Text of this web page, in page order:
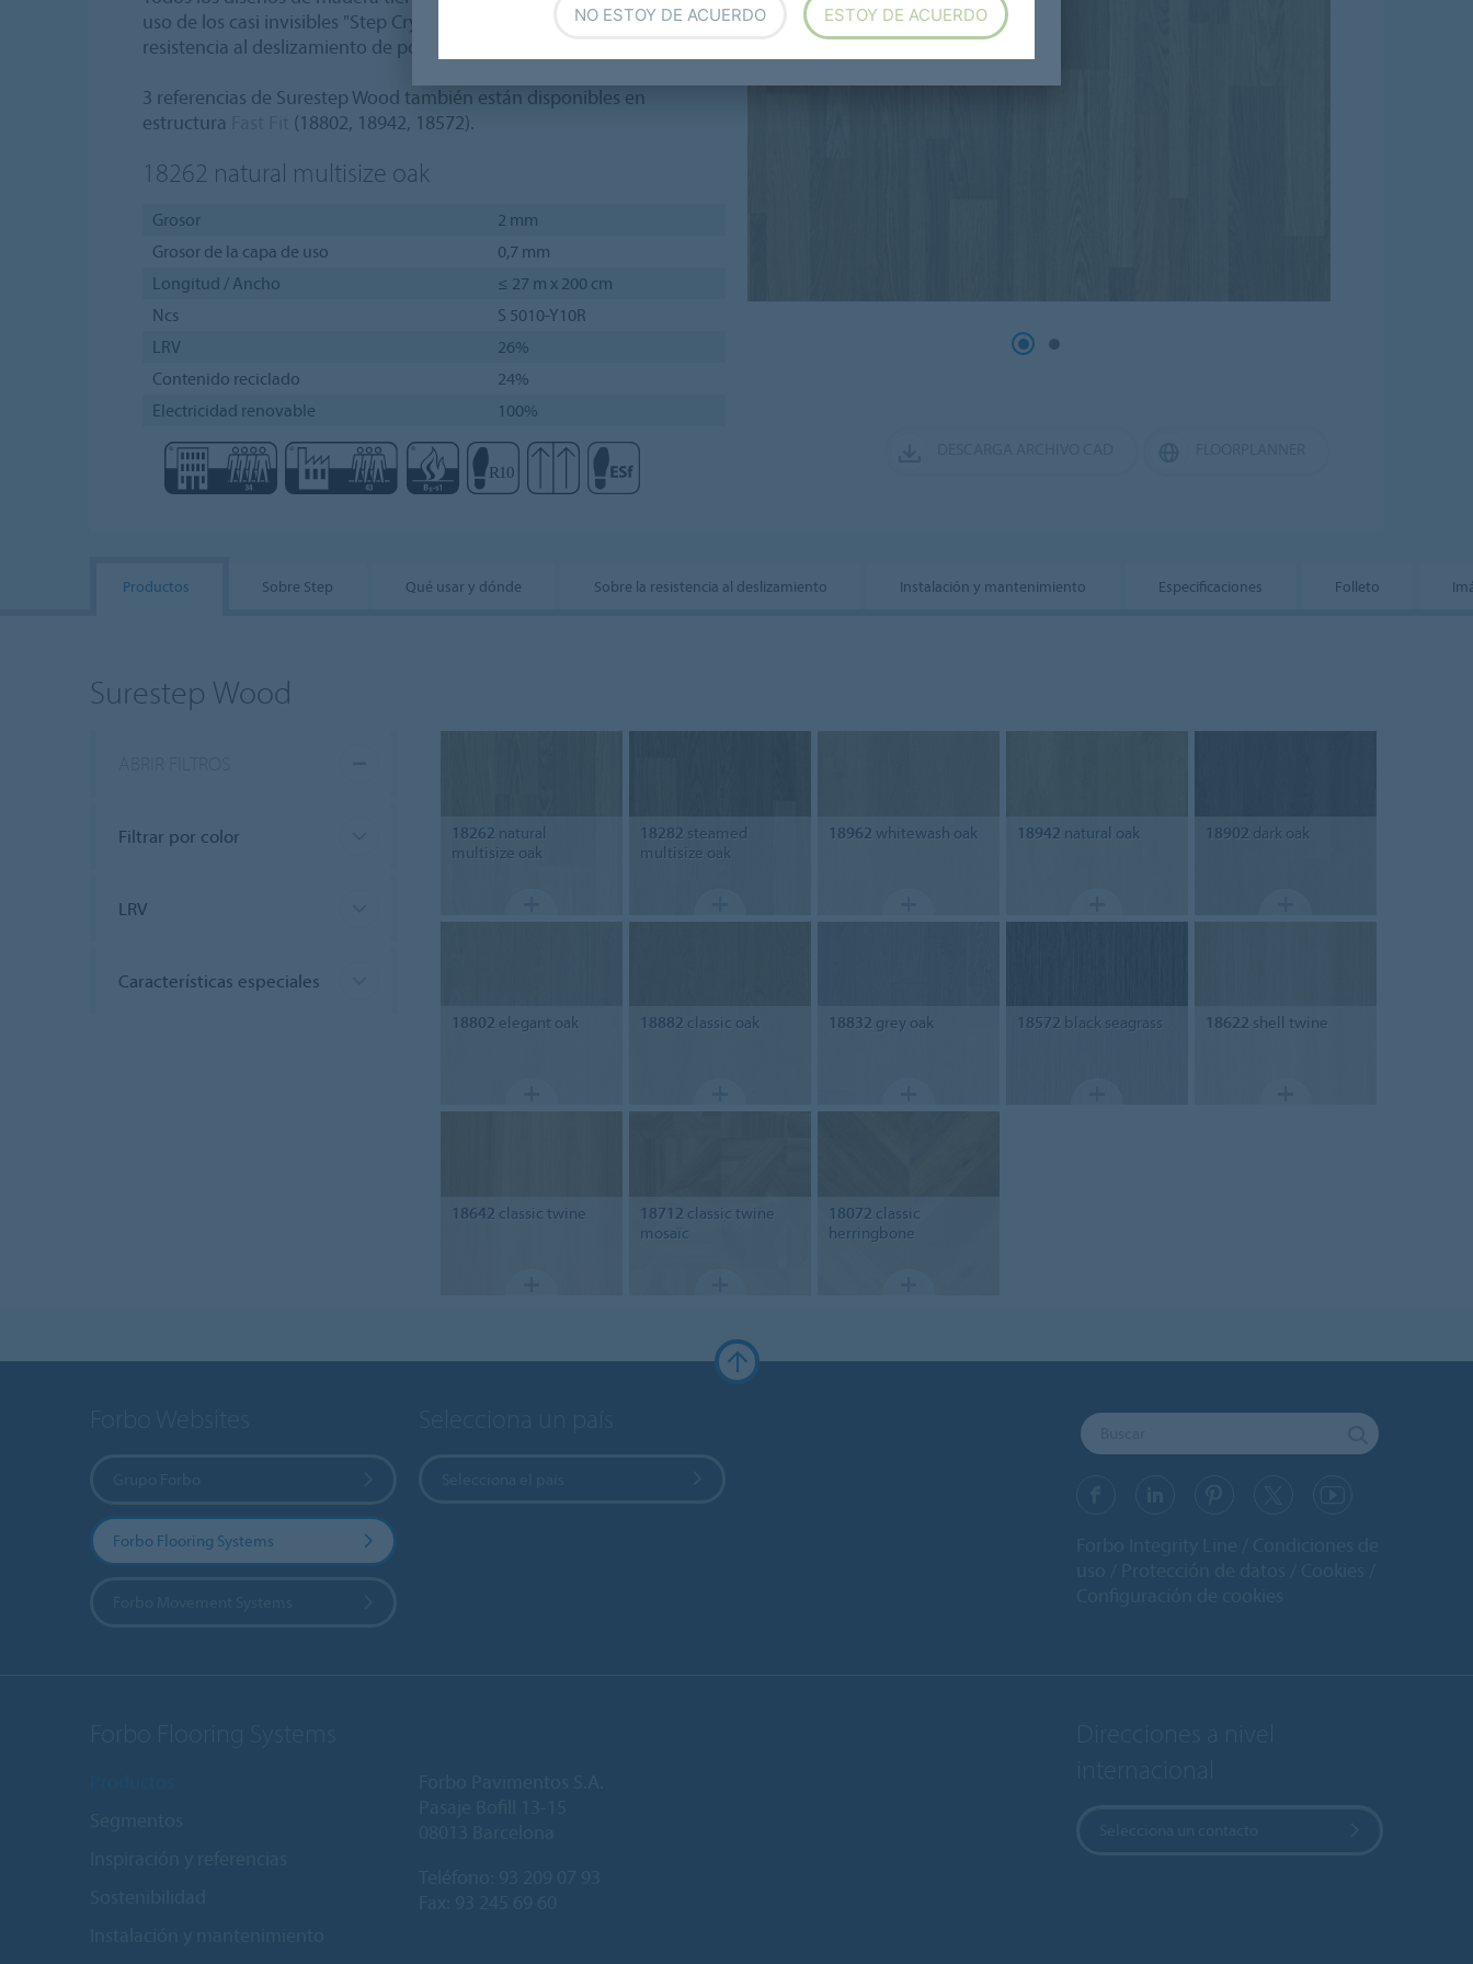
uso de los casi invisibles "Step Crystals", que también garantizan la
resistencia al deslizamiento de por vida.
3 referencias de Surestep Wood también están disponibles en
estructura
(18802, 18942, 18572).
18262 natural multisize oak
Grosor
2 mm
Grosor de la capa de uso
0,7 mm
Longitud / Ancho
≤ 27 m x 200 cm
Ncs
S 5010-Y10R
LRV
26%
Contenido reciclado
24%
Electricidad renovable
100%
Productos Sobre Step Qué usar y dónde Sobre la resistencia al deslizamiento Instalación y mantenimiento Especificaciones Folleto
Surestep Wood
Filtrar por color
LRV
Características especiales
18262 natural
multisize oak
18282 steamed
multisize oak
18962 whitewash oak 18942 natural oak 18902 dark oak
18802 elegant oak 18882 classic oak 18832 grey oak 18572 black seagrass 18622 shell twine
18642 classic twine 18712 classic twine
mosaïc
18072 classic
herringbone
Forbo Flooring Systems
NO ESTOY DE ACUERDO ESTOY DE ACUERDO